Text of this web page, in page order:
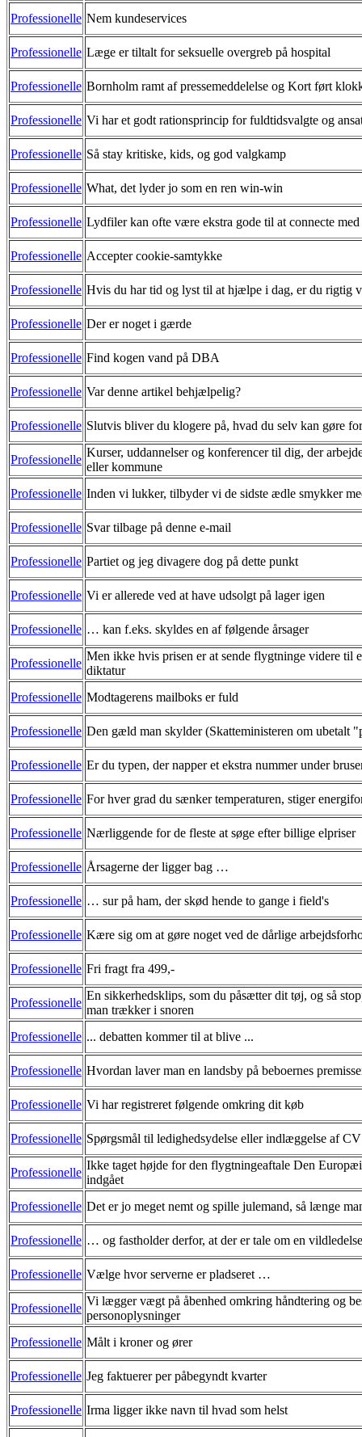
Professionelle Nem kundeservices
Professionelle Læge er tiltalt for seksuelle overgreb på hospital
Professionelle Bornholm ramt af pressemeddelelse og Kort ført
Professionelle Vi har et godt rationsprincip for fuldtidsvalgte og
Professionelle Så stay kritiske, kids, og god valgkamp
Professionelle What, det lyder jo som en ren win-win
Professionelle Lydfiler kan ofte være ekstra gode til at connecte
Professionelle Accepter cookie-samtykke
Professionelle Hvis du har tid og lyst til at hjælpe i dag, er du rigtig
Professionelle Der er noget i gærde
Professionelle Find kogen vand på DBA
Professionelle Var denne artikel behjælpelig?
Professionelle Slutvis bliver du klogere på, hvad du selv kan gøre
Professionelle
Kurser, uddannelser og konferencer til dig, der
eller kommune
Professionelle Inden vi lukker, tilbyder vi de sidste ædle smykker
Professionelle Svar tilbage på denne e-mail
Professionelle Partiet og jeg divagere dog på dette punkt
Professionelle Vi er allerede ved at have udsolgt på lager igen
Professionelle … kan f.eks. skyldes en af følgende årsager
Professionelle
Men ikke hvis prisen er at sende flygtninge videre til
diktatur
Professionelle Modtagerens mailboks er fuld
Professionelle Den gæld man skylder (Skatteministeren om ubetalt
Professionelle Er du typen, der napper et ekstra nummer under
Professionelle For hver grad du sænker temperaturen, stiger
Professionelle Nærliggende for de fleste at søge efter billige elpriser
Professionelle Årsagerne der ligger bag …
Professionelle … sur på ham, der skød hende to gange i field's
Professionelle Kære sig om at gøre noget ved de dårlige
Professionelle Fri fragt fra 499,-
Professionelle
En sikkerhedsklips, som du påsætter dit tøj, og så
man trækker i snoren
Professionelle ... debatten kommer til at blive ...
Professionelle Hvordan laver man en landsby på beboernes
Professionelle Vi har registreret følgende omkring dit køb
Professionelle Spørgsmål til ledighedsydelse eller indlæggelse af
Professionelle
Ikke taget højde for den flygtningeaftale Den
indgået
Professionelle Det er jo meget nemt og spille julemand, så længe
Professionelle … og fastholder derfor, at der er tale om en
Professionelle Vælge hvor serverne er pladseret …
Professionelle
Vi lægger vægt på åbenhed omkring håndtering og
personoplysninger
Professionelle Målt i kroner og ører
Professionelle Jeg faktuerer per påbegyndt kvarter
Professionelle Irma ligger ikke navn til hvad som helst